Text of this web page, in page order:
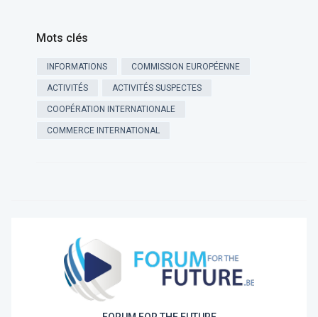
Mots clés
INFORMATIONS COMMISSION EUROPÉENNE
ACTIVITÉS ACTIVITÉS SUSPECTES
COOPÉRATION INTERNATIONALE
COMMERCE INTERNATIONAL